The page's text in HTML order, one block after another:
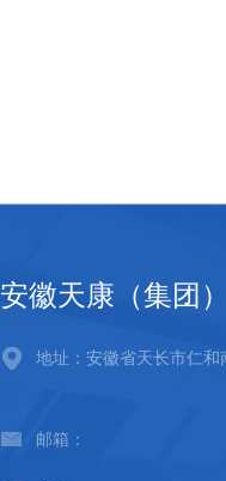
安徽天康（集团
地址：安徽省天长市仁和
邮箱：